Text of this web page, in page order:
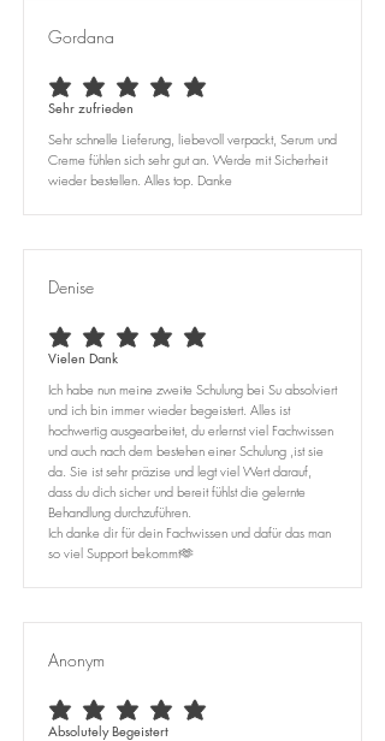
Gordana
durchschnittliches Rating ist 5 von 5
Sehr zufrieden
Sehr schnelle Lieferung, liebevoll verpackt, Serum und
Creme fühlen sich sehr gut an. Werde mit Sicherheit
wieder bestellen. Alles top. Danke
Denise
durchschnittliches Rating ist 5 von 5
Vielen Dank
Ich habe nun meine zweite Schulung bei Su absolviert
und ich bin immer wieder begeistert. Alles ist
hochwertig ausgearbeitet, du erlernst viel Fachwissen
und auch nach dem bestehen einer Schulung ,ist sie
da. Sie ist sehr präzise und legt viel Wert darauf,
dass du dich sicher und bereit fühlst die gelernte
Behandlung durchzuführen.
Ich danke dir für dein Fachwissen und dafür das man
so viel Support bekommt🫶
Anonym
durchschnittliches Rating ist 5 von 5
Absolutely Begeistert